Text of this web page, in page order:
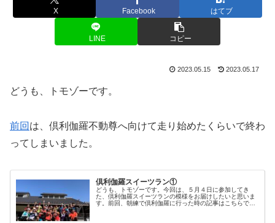
X Facebook はてブ
LINE コピー
2023.05.15 2023.05.17
どうも、トモゾーです。
前回 は、倶利伽羅不動尊へ向けて走り始めたくらいで終わ
ってしまいました。
倶利伽羅スイーツラン①
どうも、トモゾーです。今回は、５月４日に参加してき
た、倶利伽羅スイーツランの模様をお届けしたいと思いま
す。前回、朝練で倶利伽羅に行った時の記事はこちらで